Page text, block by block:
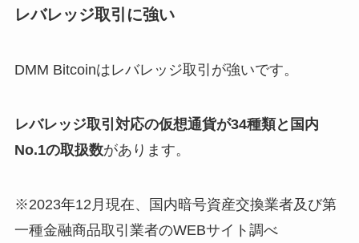
レバレッジ取引に強い
DMM Bitcoinはレバレッジ取引が強いです。
レバレッジ取引対応の仮想通貨が34種類と国内
No.1の取扱数があります。
※2023年12月現在、国内暗号資産交換業者及び第
一種金融商品取引業者のWEBサイト調べ